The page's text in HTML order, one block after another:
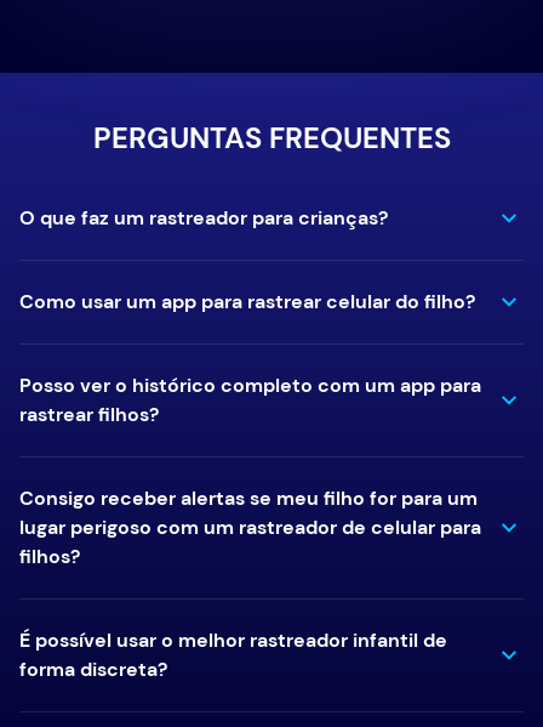
PERGUNTAS FREQUENTES
O que faz um rastreador para crianças?
Como usar um app para rastrear celular do filho?
Posso ver o histórico completo com um app para
rastrear filhos?
Consigo receber alertas se meu filho for para um
lugar perigoso com um rastreador de celular para
filhos?
É possível usar o melhor rastreador infantil de
forma discreta?